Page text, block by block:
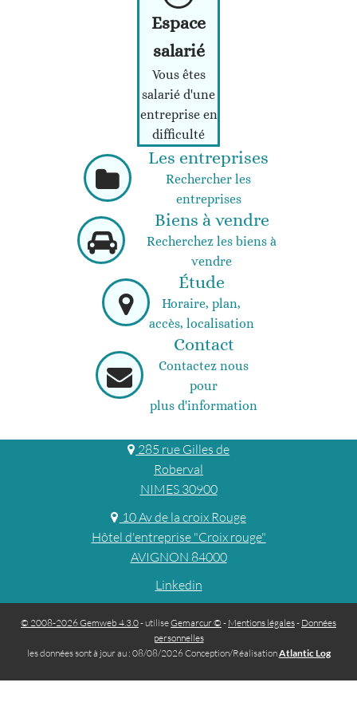
Espace
salarié
Vous êtes
salarié d'une
entreprise en
difficulté
Les entreprises
Rechercher les
entreprises
Biens à vendre
Recherchez les biens à
vendre
Étude
Horaire, plan,
accès, localisation
Contact
Contactez nous
pour
plus d'information
285 rue Gilles de
Roberval
NIMES 30900
10 Av de la croix Rouge
Hôtel d'entreprise "Croix rouge"
AVIGNON 84000
Linkedin
© 2008-2026 Gemweb 4.3.0- utiliseGemarcur © - Mentions légales- Données
personnelles
les données sont à jour au : 08/08/2026 Conception/RéalisationAtlantic Log